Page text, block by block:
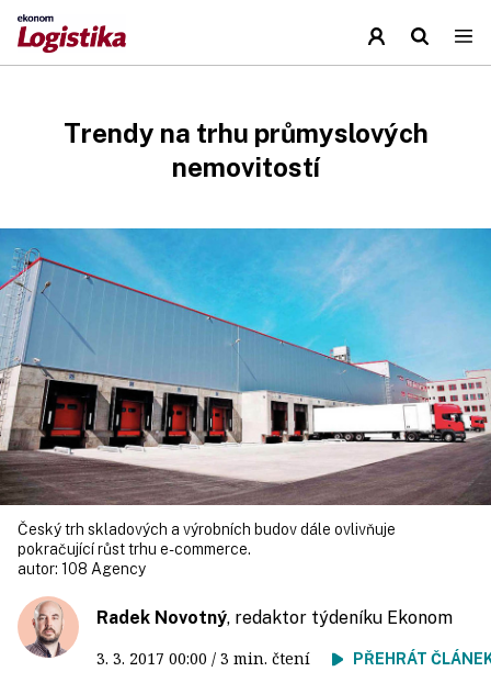
Trendy na trhu průmyslových
nemovitostí
Český trh skladových a výrobních budov dále ovlivňuje
pokračující růst trhu e-commerce.
autor: 108 Agency
Radek Novotný, redaktor týdeníku Ekonom
3. 3. 2017 00:00 / 3 min. čtení PŘEHRÁT